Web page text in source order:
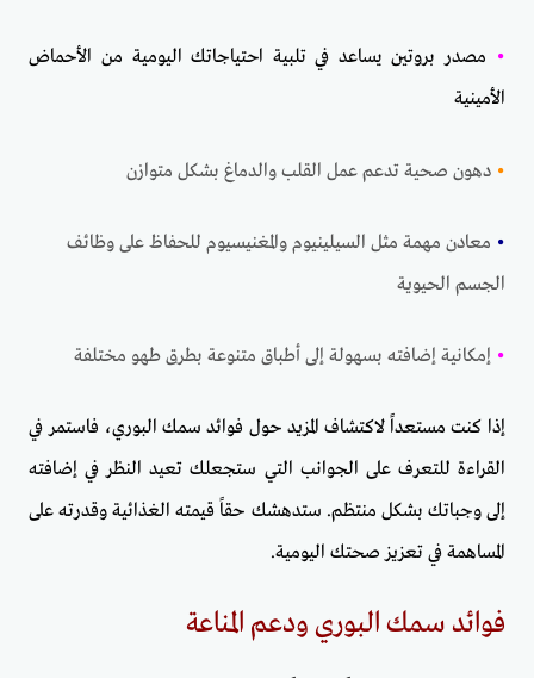
• مصدر بروتين يساعد في تلبية احتياجاتك اليومية من الأحماض
الأمينية
• دهون صحية تدعم عمل القلب والدماغ بشكل متوازن
• معادن مهمة مثل السيلينيوم والمغنيسيوم للحفاظ على وظائف
الجسم الحيوية
• إمكانية إضافته بسهولة إلى أطباق متنوعة بطرق طهو مختلفة
إذا كنت مستعداً لاكتشاف المزيد حول فوائد سمك البوري، فاستمر في
القراءة للتعرف على الجوانب التي ستجعلك تعيد النظر في إضافته
إلى وجباتك بشكل منتظم. ستدهشك حقاً قيمته الغذائية وقدرته على
المساهمة في تعزيز صحتك اليومية.
فوائد سمك البوري ودعم المناعة